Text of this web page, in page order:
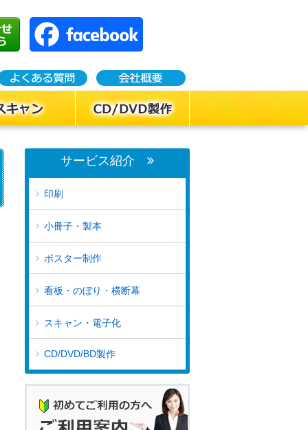
サービス紹介
印刷
小冊子・製本
ポスター制作
看板・のぼり・横断幕
スキャン・電子化
CD/DVD/BD製作